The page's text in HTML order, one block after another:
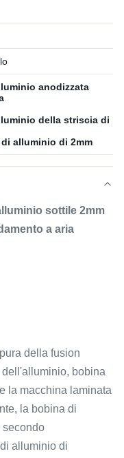
anodizzata
della striscia di
alluminio di 2mm
sottile 2mm
a aria
della fusion
bobina
la macchina laminata
la bobina di
secondo
alluminio di